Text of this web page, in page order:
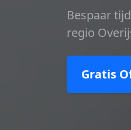
Bespaar
regio
Gratis